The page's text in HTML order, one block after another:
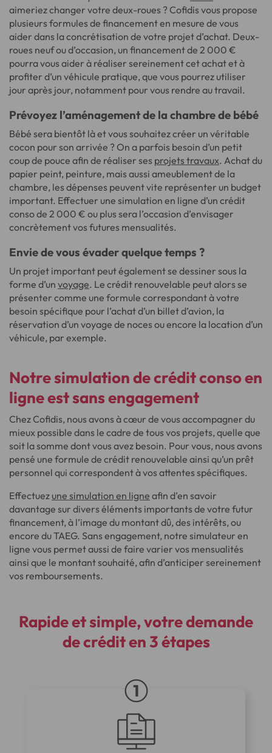
aimeriez changer votre deux-roues ? Cofidis vous propose
plusieurs formules de financement en mesure de vous
aider dans la concrétisation de votre projet d’achat. Deux-
roues neuf ou d’occasion, un financement de 2 000 €
pourra vous aider à réaliser sereinement cet achat et à
profiter d’un véhicule pratique, que vous pourrez utiliser
jour après jour, notamment pour vous rendre au travail.
Prévoyez l’aménagement de la chambre de bébé
Bébé sera bientôt là et vous souhaitez créer un véritable
cocon pour son arrivée ? On a parfois besoin d’un petit
coup de pouce afin de réaliser ses projets travaux. Achat du
papier peint, peinture, mais aussi ameublement de la
chambre, les dépenses peuvent vite représenter un budget
important. Effectuer une simulation en ligne d’un crédit
conso de 2 000 € ou plus sera l’occasion d’envisager
concrètement vos futures mensualités.
Envie de vous évader quelque temps ?
Un projet important peut également se dessiner sous la
forme d’un voyage. Le crédit renouvelable peut alors se
présenter comme une formule correspondant à votre
besoin spécifique pour l’achat d’un billet d’avion, la
réservation d’un voyage de noces ou encore la location d’un
véhicule, par exemple.
Notre simulation de crédit conso en
ligne est sans engagement
Chez Cofidis, nous avons à cœur de vous accompagner du
mieux possible dans le cadre de tous vos projets, quelle que
soit la somme dont vous avez besoin. Pour vous, nous avons
pensé une formule de crédit renouvelable ainsi qu’un prêt
personnel qui correspondent à vos attentes spécifiques.
Effectuez une simulation en ligne afin d’en savoir
davantage sur divers éléments importants de votre futur
financement, à l’image du montant dû, des intérêts, ou
encore du TAEG. Sans engagement, notre simulateur en
ligne vous permet aussi de faire varier vos mensualités
ainsi que le montant souhaité, afin d’anticiper sereinement
vos remboursements.
Rapide et simple, votre demande
de crédit en 3 étapes